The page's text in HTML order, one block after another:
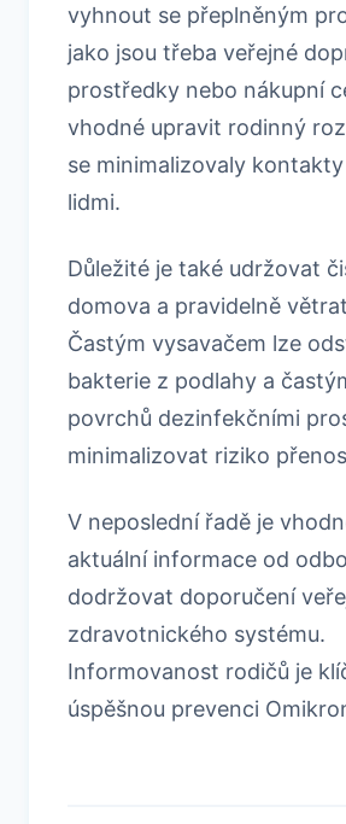
vyhnout se přeplněným
jako jsou třeba veřejné
prostředky nebo nákupní
vhodné upravit rodinný
se minimalizovaly
lidmi.
Důležité je také udržovat
domova a pravidelně
Častým vysavačem lze
bakterie z podlahy a
povrchů dezinfekčními
minimalizovat riziko
V neposlední řadě je
aktuální informace od
dodržovat doporučení
zdravotnického systému.
Informovanost rodičů je
úspěšnou prevenci